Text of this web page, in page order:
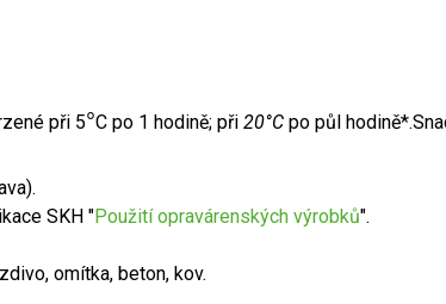
při 5°C po 1 hodině; při 20°C po půl
SKH "Použití opravárenských výrobků".
omítka, beton, kov.